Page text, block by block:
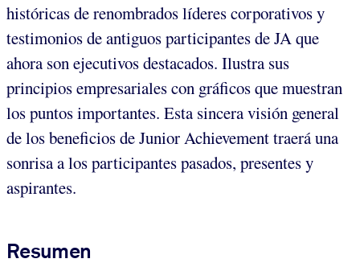
históricas de renombrados líderes corporativos y
testimonios de antiguos participantes de JA que
ahora son ejecutivos destacados. Ilustra sus
principios empresariales con gráficos que muestran
los puntos importantes. Esta sincera visión general
de los beneficios de Junior Achievement traerá una
sonrisa a los participantes pasados, presentes y
aspirantes.
Resumen